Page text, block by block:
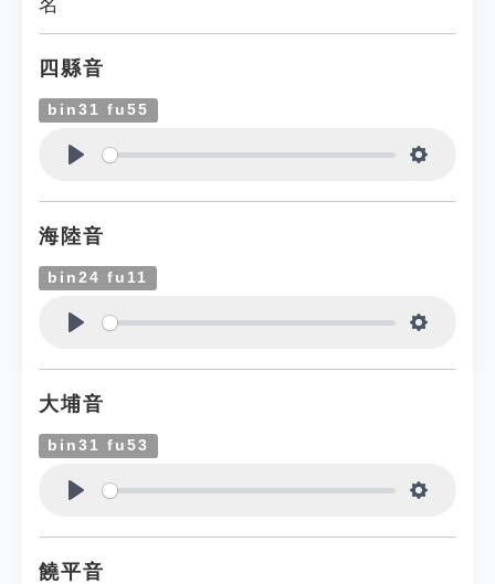
名
四縣音
bin31 fu55
海陸音
bin24 fu11
大埔音
bin31 fu53
饒平音